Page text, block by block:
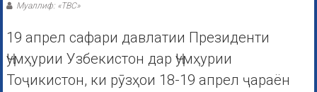
Муаллиф: «ТВС»
19 апрел сафари давлатии Президенти
Ҷумҳурии Узбекистон дар Ҷумҳурии
Тоҷикистон, ки рӯзҳои 18-19 апрел ҷараён